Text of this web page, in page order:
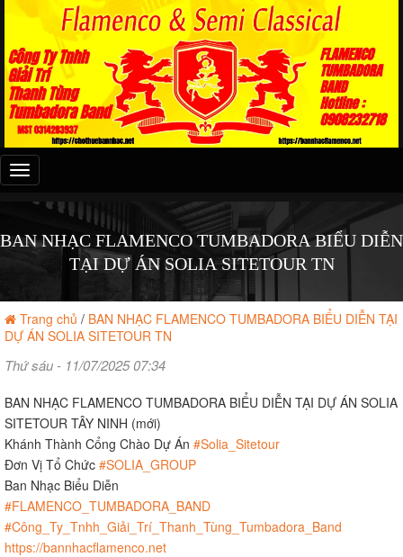
Đây
là
menu
BAN NHẠC FLAMENCO TUMBADORA BIỂU DIỄN
TẠI DỰ ÁN SOLIA SITETOUR TN
Trang chủ / BAN NHẠC FLAMENCO TUMBADORA BIỂU DIỄN TẠI
DỰ ÁN SOLIA SITETOUR TN
Thứ sáu - 11/07/2025 07:34
BAN NHẠC FLAMENCO TUMBADORA BIỂU DIỄN TẠI DỰ ÁN SOLIA
SITETOUR TÂY NINH (mới)
Khánh Thành Cổng Chào Dự Án #Solia_Sitetour
Đơn Vị Tổ Chức #SOLIA_GROUP
Ban Nhạc Biểu Diễn
#FLAMENCO_TUMBADORA_BAND
#Công_Ty_Tnhh_Giải_Trí_Thanh_Tùng_Tumbadora_Band
https://bannhacflamenco.net